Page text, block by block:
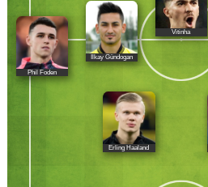
Vitinha
Phil Foden
Ilkay Gündogan
Erling Haaland